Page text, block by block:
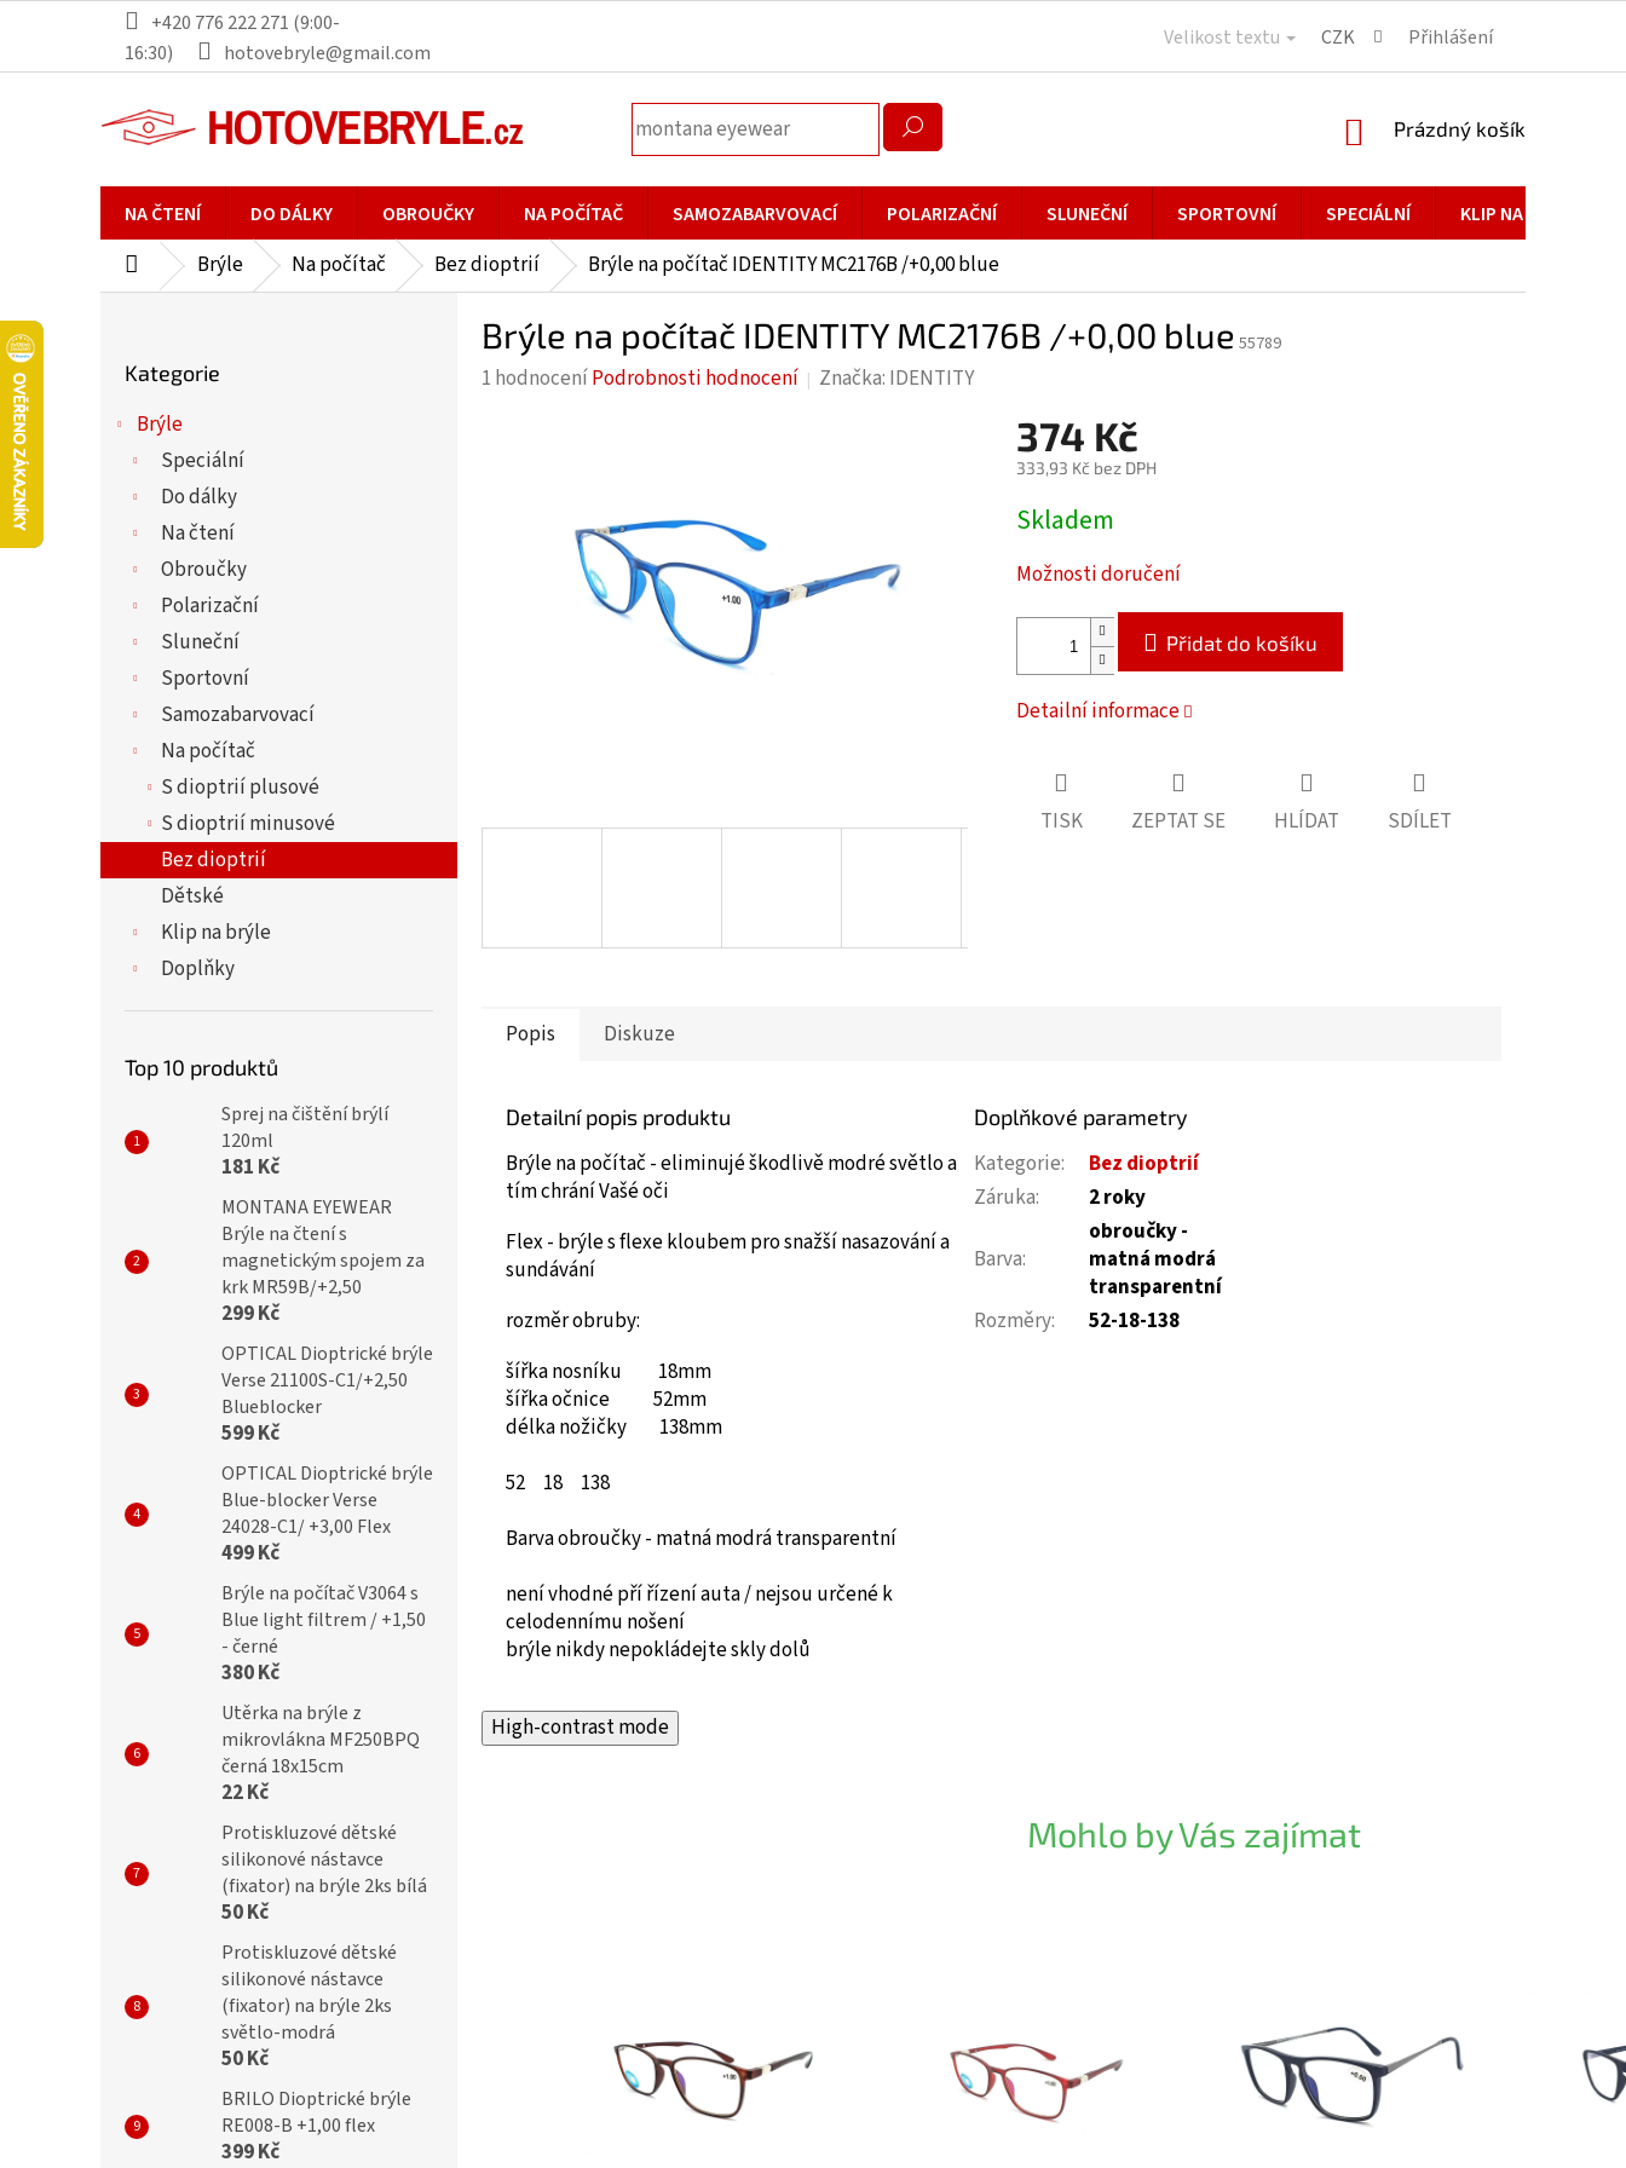
obsah
+420 776 222 271 (9:00-
16:30)
hotovebryle@gmail.com
Velikost textu CZK Přihlášení
NÁKUPNÍ
Prázdný košík
NA ČTENÍ DO DÁLKY OBROUČKY NA POČÍTAČ SAMOZABARVOVACÍ POLARIZAČNÍ SLUNEČNÍ SPORTOVNÍ SPECIÁLNÍ KLIP NA BRÝLE
DomůBrýle Na počítač Bez dioptrií Brýle na počítač IDENTITY MC2176B /+0,00 blue
kategorie
Kategorie
Brýle
Speciální
Do dálky
Na čtení
Obroučky
Polarizační
Sluneční
Sportovní
Samozabarvovací
Na počítač
S dioptrií plusové
S dioptrií minusové
Bez dioptrií
Dětské
Klip na brýle
Doplňky
Top 10 produktů
Sprej na čištění brýlí
120ml
181 Kč
MONTANA EYEWEAR
Brýle na čtení s
magnetickým spojem za
krk MR59B/+2,50
299 Kč
OPTICAL Dioptrické brýle
Verse 21100S-C1/+2,50
Blueblocker
599 Kč
OPTICAL Dioptrické brýle
Blue-blocker Verse
24028-C1/ +3,00 Flex
499 Kč
Brýle na počítač V3064 s
Blue light filtrem / +1,50
- černé
380 Kč
Utěrka na brýle z
mikrovlákna MF250BPQ
černá 18x15cm
22 Kč
Protiskluzové dětské
silikonové nástavce
(fixator) na brýle 2ks bílá
50 Kč
Protiskluzové dětské
silikonové nástavce
(fixator) na brýle 2ks
světlo-modrá
50 Kč
BRILO Dioptrické brýle
RE008-B +1,00 flex
399 Kč
Brýle na počítač IDENTITY MC2176B /+0,00 blue 55789
Průměrné
1 hodnoceníPodrobnosti hodnocení Značka: IDENTITY
374 Kč
333,93 Kč bez DPH
Měrná
cena:
Skladem
Možnosti doručení
Přidat do košíku
Detailní informace
TISK ZEPTAT SE HLÍDAT SDÍLET
Popis Diskuze
Detailní popis produktu
Brýle na počítač - eliminujé škodlivě modré světlo a
tím chrání Vašé oči
Flex - brýle s flexe kloubem pro snažší nasazování a
sundávání
rozměr obruby:
šířka nosníku 18mm
šířka očnice 52mm
délka nožičky 138mm
52
18 138
Barva obroučky - matná modrá transparentní
není vhodné pří řízení auta / nejsou určené k
celodennímu nošení
brýle nikdy nepokládejte skly dolů
Doplňkové parametry
Kategorie:
Bez dioptrií
Záruka: 2 roky
Barva:
obroučky -
matná modrá
transparentní
Rozměry: 52-18-138
High-contrast mode
Mohlo by Vás zajímat